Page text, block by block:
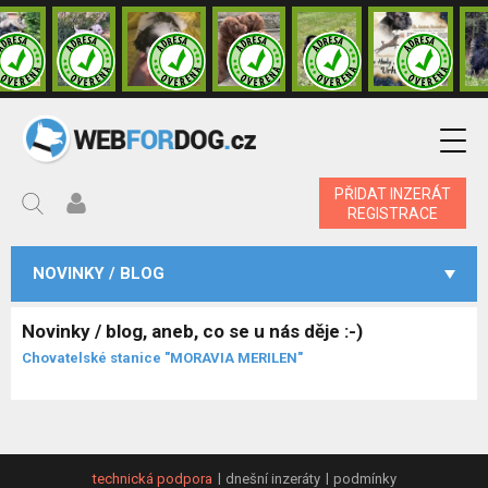
PŘIDAT INZERÁT
REGISTRACE
NOVINKY / BLOG
Novinky / blog, aneb, co se u nás děje :-)
Chovatelské stanice "MORAVIA MERILEN"
technická podpora dnešní inzeráty podmínky